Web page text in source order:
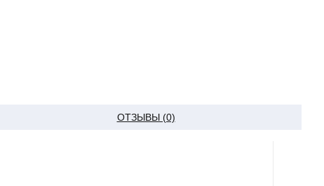
ОТЗЫВЫ (0)